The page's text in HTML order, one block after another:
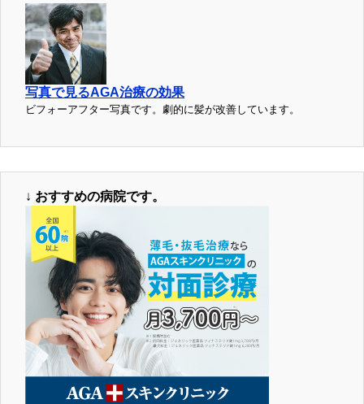
写真で見るAGA治療の効果
ビフォーアフター写真です。劇的に髪が改善しています。
↓ おすすめの病院です。